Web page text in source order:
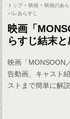
トップ>映画 >映画のあら
バレあらすじ
映画「
らすじ結末と
映画「MONSOON
告動画、キャスト
ストまで簡単に解説